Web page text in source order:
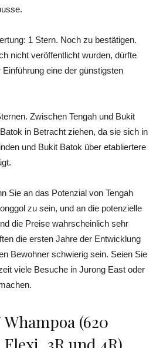
1 Stern. Noch zu bestätigen.
nicht veröffentlicht wurden, dürfte
eine der günstigsten
Zwischen Tengah und Bukit
in Betracht ziehen, da sie sich in
und Bukit Batok über etabliertere
Sie an das Potenzial von Tengah
zu sein, und an die potenzielle
die Preise wahrscheinlich sehr
die ersten Jahre der Entwicklung
Bewohner schwierig sein. Seien Sie
viele Besuche in Jurong East oder
(620